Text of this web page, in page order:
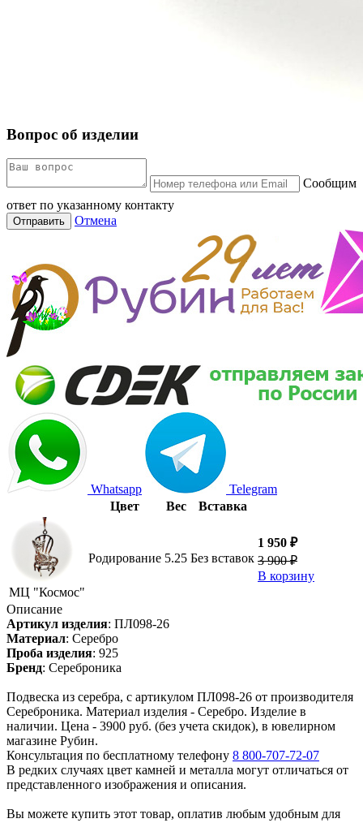
Вопрос об изделии
Сообщим
ответ по указанному контакту
Отправить Отмена
Whatsapp
Telegram
Цвет
Вес Вставка
МЦ "Космос"
Родирование 5.25 Без вставок
1 950 ₽
3 900 ₽
В корзину
Описание
Артикул изделия: ПЛ098-26
Материал: Серебро
Проба изделия: 925
Бренд: Сереброника
Подвеска из серебра, с артикулом ПЛ098-26 от производителя
Сереброника. Материал изделия - Серебро. Изделие в
наличии. Цена - 3900 руб. (без учета скидок), в ювелирном
магазине Рубин.
Консультация по бесплатному телефону 8 800-707-72-07
В редких случаях цвет камней и металла могут отличаться от
представленного изображения и описания.
Вы можете купить этот товар, оплатив любым удобным для